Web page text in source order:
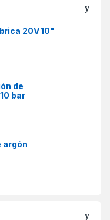
20V 10"
de
bar
argón